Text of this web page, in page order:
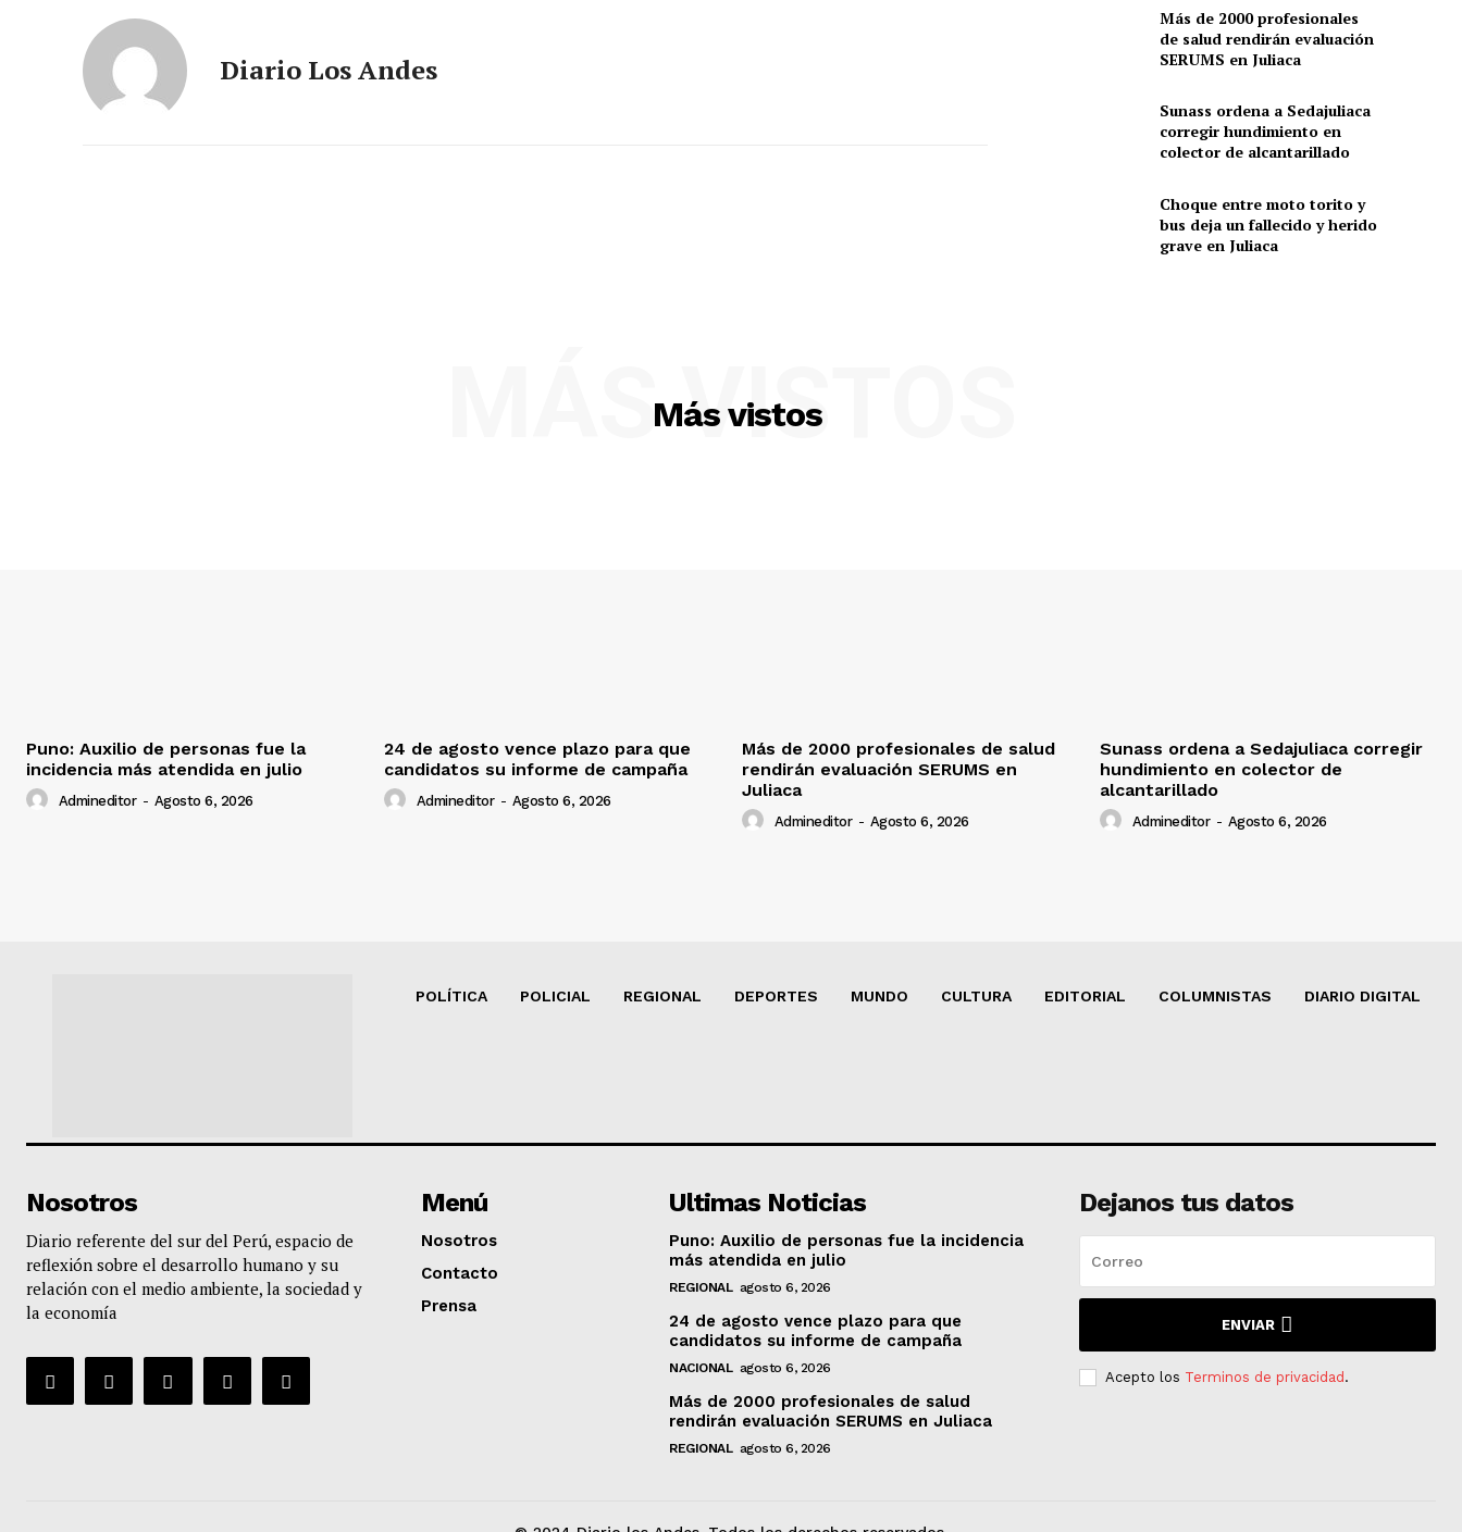
Diario Los Andes
Más de 2000 profesionales
de salud rendirán evaluación
SERUMS en Juliaca
Sunass ordena a Sedajuliaca
corregir hundimiento en
colector de alcantarillado
Choque entre moto torito y
bus deja un fallecido y herido
grave en Juliaca
Más vistos
MÁS VISTOS
Puno: Auxilio de personas fue la
incidencia más atendida en julio
Admineditor - Agosto 6, 2026
24 de agosto vence plazo para que
candidatos su informe de campaña
Admineditor - Agosto 6, 2026
Más de 2000 profesionales de salud
rendirán evaluación SERUMS en
Juliaca
Admineditor - Agosto 6, 2026
Sunass ordena a Sedajuliaca corregir
hundimiento en colector de
alcantarillado
Admineditor - Agosto 6, 2026
POLÍTICA POLICIAL REGIONAL DEPORTES MUNDO CULTURA EDITORIAL COLUMNISTAS DIARIO DIGITAL
Nosotros
Diario referente del sur del Perú, espacio de
reflexión sobre el desarrollo humano y su
relación con el medio ambiente, la sociedad y
la economía
Menú
Nosotros
Contacto
Prensa
Ultimas Noticias
Puno: Auxilio de personas fue la incidencia
más atendida en julio
REGIONAL agosto 6, 2026
24 de agosto vence plazo para que
candidatos su informe de campaña
NACIONAL agosto 6, 2026
Más de 2000 profesionales de salud
rendirán evaluación SERUMS en Juliaca
REGIONAL agosto 6, 2026
Dejanos tus datos
ENVIAR
Acepto los Terminos de privacidad .